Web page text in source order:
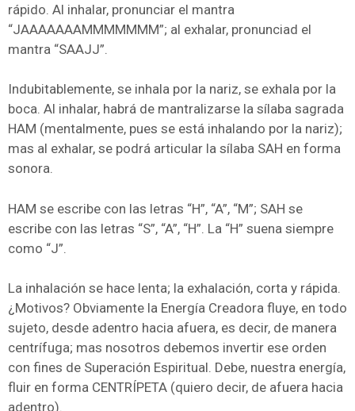
rápido. Al inhalar, pronunciar el mantra
“JAAAAAAAMMMMMMM”; al exhalar, pronunciad el
mantra “SAAJJ”.
Indubitablemente, se inhala por la nariz, se exhala por la
boca. Al inhalar, habrá de mantralizarse la sílaba sagrada
HAM (mentalmente, pues se está inhalando por la nariz);
mas al exhalar, se podrá articular la sílaba SAH en forma
sonora.
HAM se escribe con las letras “H”, “A”, “M”; SAH se
escribe con las letras “S”, “A”, “H”. La “H” suena siempre
como “J”.
La inhalación se hace lenta; la exhalación, corta y rápida.
¿Motivos? Obviamente la Energía Creadora fluye, en todo
sujeto, desde adentro hacia afuera, es decir, de manera
centrífuga; mas nosotros debemos invertir ese orden
con fines de Superación Espiritual. Debe, nuestra energía,
fluir en forma CENTRÍPETA (quiero decir, de afuera hacia
adentro).